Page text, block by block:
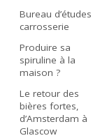
Bureau d’études
carrosserie
Produire sa
spiruline à la
maison ?
Le retour des
bières fortes,
d’Amsterdam à
Glascow